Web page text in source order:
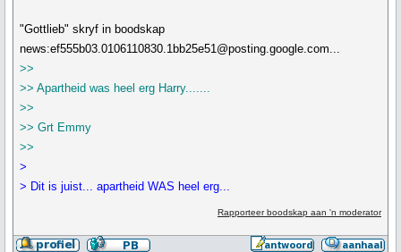
"Gottlieb" skryf in boodskap
news:ef555b03.0106110830.1bb25e51@posting.google.com...
>>
>> Apartheid was heel erg Harry.......
>>
>> Grt Emmy
>>
>
> Dit is juist... apartheid WAS heel erg...
Rapporteer boodskap aan 'n moderator